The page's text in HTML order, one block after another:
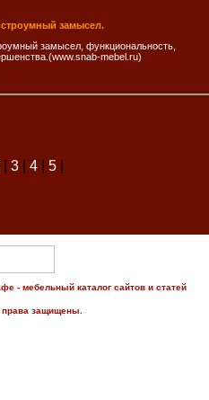
замысел.
замысел, функциональность,
mebel.ru)
3 4 5
- мебельный каталог сайтов и статей
защищены.